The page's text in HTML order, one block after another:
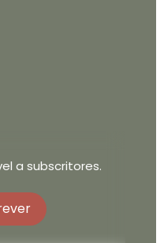
a subscritores.